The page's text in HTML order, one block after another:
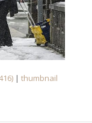
| thumbnail